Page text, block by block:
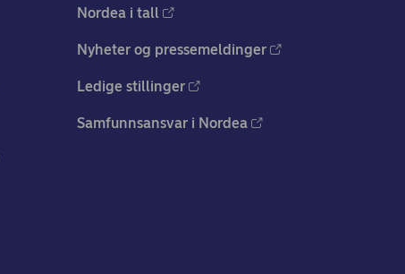
Nordea i tall
Nyheter og pressemeldinger
Ledige stillinger
Samfunnsansvar i Nordea